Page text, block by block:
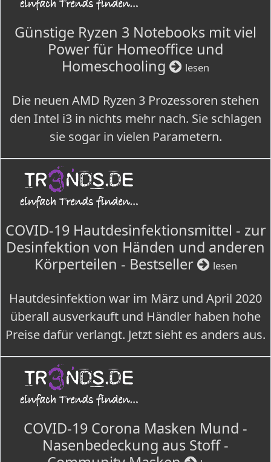
Günstige Ryzen 3 Notebooks mit viel
Power für Homeoffice und
Homeschooling
lesen
Die neuen AMD Ryzen 3 Prozessoren stehen
den Intel i3 in nichts mehr nach. Sie schlagen
sie sogar in vielen Parametern.
COVID-19 Hautdesinfektionsmittel - zur
Desinfektion von Händen und anderen
Körperteilen - Bestseller
lesen
Hautdesinfektion war im März und April 2020
überall ausverkauft und Händler haben hohe
Preise dafür verlangt. Jetzt sieht es anders aus.
COVID-19 Corona Masken Mund -
Nasenbedeckung aus Stoff -